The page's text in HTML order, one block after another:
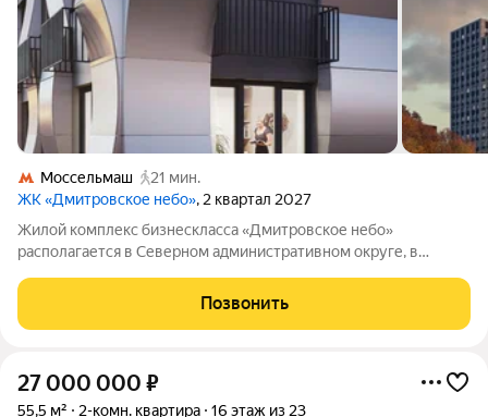
Моссельмаш
21 мин.
ЖК «Дмитровское небо», 2 квартал 2027
Жилой комплекс бизнескласса «Дмитровское небо»
располагается в Северном административном округе, в
водоёмами и находится рядом с полноценной городской
инфраструктурой. Одна из ключевых особенностей
Позвонить
27 000 000 ₽
55,5 м² 2-комн. квартира 16 этаж из 23